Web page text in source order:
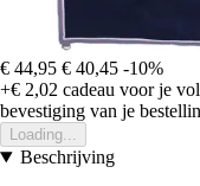
€ 44,95 € 40,45 -10%
+€ 2,02 cadeau voor je
bevestiging van je
Loading...
Beschrijving